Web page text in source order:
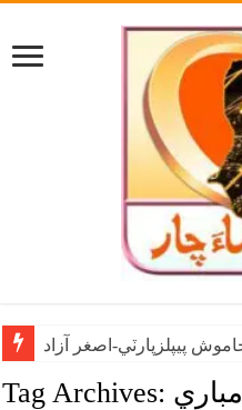
پيپلزپارٽي-اصغر آزاد
Tag Archives: